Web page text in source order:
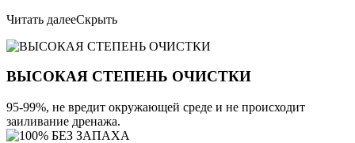
Читать далееСкрыть
ВЫСОКАЯ СТЕПЕНЬ ОЧИСТКИ
95-99%, не вредит окружающей среде и не происходит
заиливание дренажа.